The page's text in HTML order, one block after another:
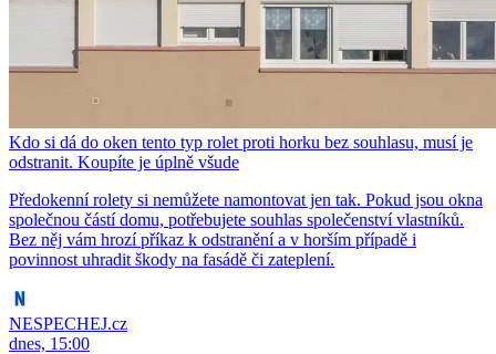
Kdo si dá do oken tento typ rolet proti horku bez souhlasu, musí je
odstranit. Koupíte je úplně všude
Předokenní rolety si nemůžete namontovat jen tak. Pokud jsou okna
společnou částí domu, potřebujete souhlas společenství vlastníků.
Bez něj vám hrozí příkaz k odstranění a v horším případě i
povinnost uhradit škody na fasádě či zateplení.
NESPECHEJ.cz
dnes, 15:00